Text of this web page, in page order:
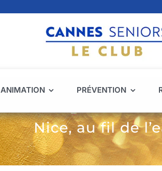
ANIMATION PRÉVENTION
Nice, au fil de